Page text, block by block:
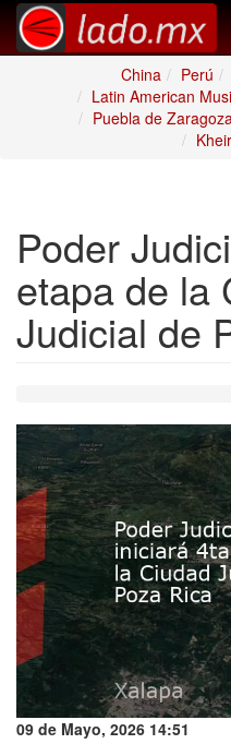
China
Perú
Latin American
Puebla de
Poder
etapa de la
Judicial de
09 de Mayo, 2026 14:51